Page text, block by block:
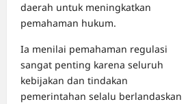
daerah untuk meningkatkan
pemahaman hukum.
Ia menilai pemahaman regulasi
sangat penting karena seluruh
kebijakan dan tindakan
pemerintahan selalu berlandaskan